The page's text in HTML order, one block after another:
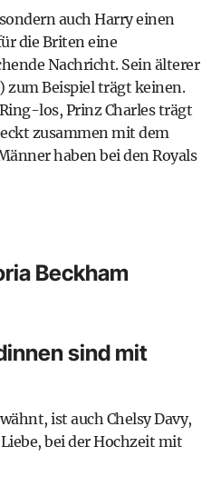
auch Harry einen
die Briten eine
Nachricht. Sein älterer
zum Beispiel trägt keinen.
los, Prinz Charles trägt
zusammen mit dem
haben bei den Royals
Beckham
sind mit
ist auch Chelsy Davy,
bei der Hochzeit mit